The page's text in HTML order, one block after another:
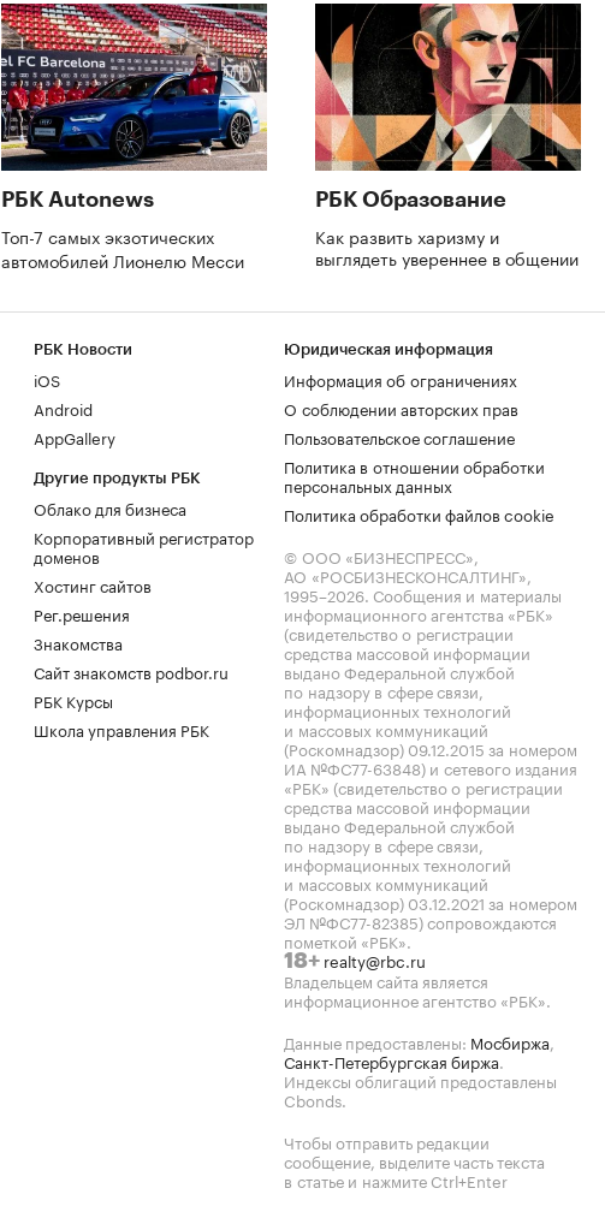
РБК Autonews
Топ-7 самых экзотических
автомобилей Лионелю Месси
РБК Образование
Как развить харизму и
выглядеть увереннее в общении
РБК Новости
iOS
Android
AppGallery
Другие продукты РБК
Облако для бизнеса
Корпоративный регистратор
доменов
Хостинг сайтов
Рег.решения
Знакомства
Сайт знакомств podbor.ru
РБК Курсы
Школа управления РБК
Юридическая информация
Информация об ограничениях
О соблюдении авторских прав
Пользовательское соглашение
Политика в отношении обработки
персональных данных
Политика обработки файлов cookie
© ООО «БИЗНЕСПРЕСС»,
АО «РОСБИЗНЕСКОНСАЛТИНГ»,
1995–2026. Сообщения и материалы
информационного агентства «РБК»
(свидетельство о регистрации
средства массовой информации
выдано Федеральной службой
по надзору в сфере связи,
информационных технологий
и массовых коммуникаций
(Роскомнадзор) 09.12.2015 за номером
ИА №ФС77-63848) и сетевого издания
«РБК» (свидетельство о регистрации
средства массовой информации
выдано Федеральной службой
по надзору в сфере связи,
информационных технологий
и массовых коммуникаций
(Роскомнадзор) 03.12.2021 за номером
ЭЛ №ФС77-82385) сопровождаются
пометкой «РБК».
18+ realty@rbc.ru
Владельцем сайта является
информационное агентство «РБК».
Данные предоставлены: Мосбиржа,
Санкт-Петербургская биржа.
Индексы облигаций предоставлены
Cbonds.
Чтобы отправить редакции
сообщение, выделите часть текста
в статье и нажмите Ctrl+Enter